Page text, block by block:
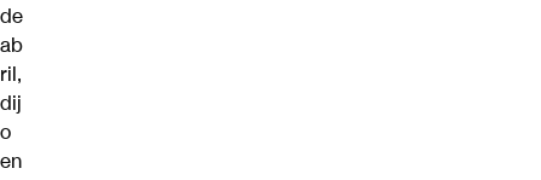
de
ab
ril,
dij
o
en